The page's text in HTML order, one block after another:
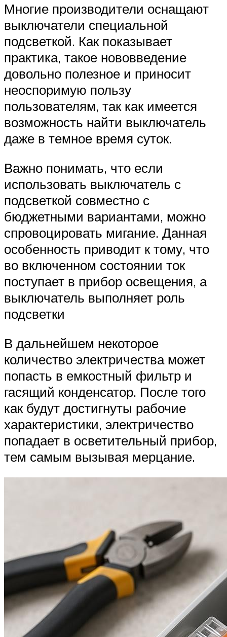
Многие производители оснащают
выключатели специальной
подсветкой. Как показывает
практика, такое нововведение
довольно полезное и приносит
неоспоримую пользу
пользователям, так как имеется
возможность найти выключатель
даже в темное время суток.
Важно понимать, что если
использовать выключатель с
подсветкой совместно с
бюджетными вариантами, можно
спровоцировать мигание. Данная
особенность приводит к тому, что
во включенном состоянии ток
поступает в прибор освещения, а
выключатель выполняет роль
подсветки
В дальнейшем некоторое
количество электричества может
попасть в емкостный фильтр и
гасящий конденсатор. После того
как будут достигнуты рабочие
характеристики, электричество
попадает в осветительный прибор,
тем самым вызывая мерцание.